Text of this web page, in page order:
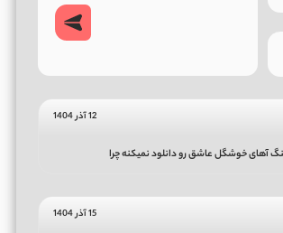
12 آذر 1404
آهای خوشگل عاشق رو دانلود نمیکنه چرا
15 آذر 1404